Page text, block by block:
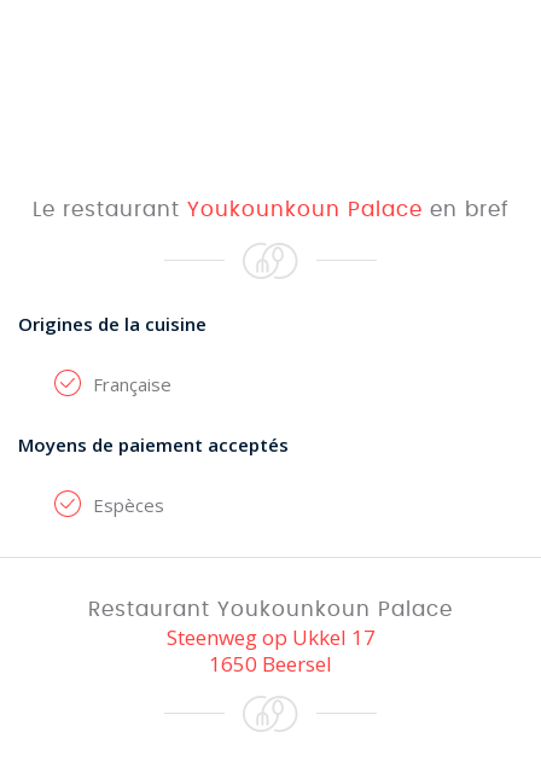
Le restaurant Youkounkoun Palace en bref
Origines de la cuisine
Française
Moyens de paiement acceptés
Espèces
Restaurant Youkounkoun Palace
Steenweg op Ukkel 17
1650 Beersel